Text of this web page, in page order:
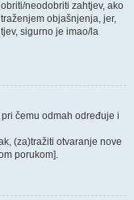
neodobriti zahtjev, ako
objašnjenja, jer,
sigurno je imao/la
čemu odmah određuje i
(za)tražiti otvaranje nove
porukom].